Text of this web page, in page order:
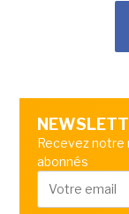
Recevez
abonnés